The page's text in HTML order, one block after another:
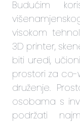
Budućim
visokom
3D printer,
biti uredi,
prostori za co-
druženje.
osobama s
podržati